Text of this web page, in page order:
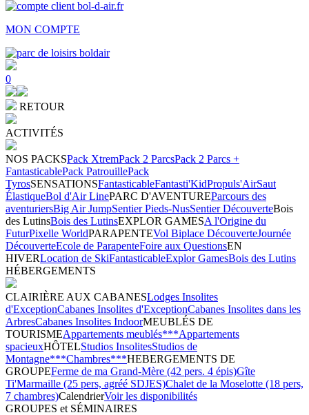
MON COMPTE
0
RETOUR
ACTIVITÉS
NOS PACKSPack XtremPack 2 ParcsPack 2 Parcs +
FantasticablePack PatrouillePack
TyrosSENSATIONSFantasticableFantasti'KidPropuls'AirSaut
ÉlastiqueBol d'Air LinePARC D'AVENTUREParcours des
aventuriersBig Air JumpSentier Pieds-NusSentier DécouverteBois
des LutinsBois des LutinsEXPLOR GAMESA l'Origine du
FuturPixelle WorldPARAPENTEVol Biplace DécouverteJournée
DécouverteEcole de ParapenteFoire aux QuestionsEN
HIVERLocation de SkiFantasticableExplor GamesBois des Lutins
HÉBERGEMENTS
CLAIRIÈRE AUX CABANESLodges Insolites
d'ExceptionCabanes Insolites d'ExceptionCabanes Insolites dans les
ArbresCabanes Insolites IndoorMEUBLÉS DE
TOURISMEAppartements meublés***Appartements
spacieuxHÔTELStudios InsolitesStudios de
Montagne***Chambres***HEBERGEMENTS DE
GROUPEFerme de ma Grand-Mère (42 pers. 4 épis)Gîte
Ti'Marmaille (25 pers, agréé SDJES)Chalet de la Moselotte (18 pers,
7 chambres)CalendrierVoir les disponibilités
GROUPES et SÉMINAIRES